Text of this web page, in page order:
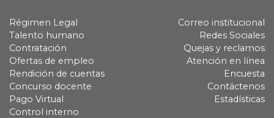
Régimen Legal
Talento humano
Contratación
Ofertas de empleo
Rendición de cuentas
Concurso docente
Pago Virtual
Control interno
Correo institucional
Redes Sociales
Quejas y reclamos
Atención en línea
Encuesta
Contáctenos
Estadísticas